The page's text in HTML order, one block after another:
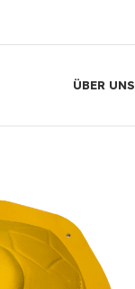
ÜBER UNS